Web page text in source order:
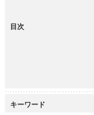
目次
キーワード